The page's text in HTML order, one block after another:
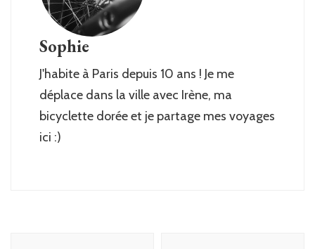
Sophie
J'habite à Paris depuis 10 ans ! Je me
déplace dans la ville avec Irène, ma
bicyclette dorée et je partage mes voyages
ici :)